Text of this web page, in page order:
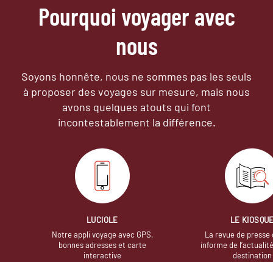
Pourquoi voyager avec
nous
Soyons honnête, nous ne sommes pas les seuls
à proposer des voyages sur mesure, mais nous
avons quelques atouts qui font
incontestablement la différence.
LUCIOLE
Notre appli voyage avec GPS,
bonnes adresses et carte
interactive
LE
La revue de presse
informe de
destination